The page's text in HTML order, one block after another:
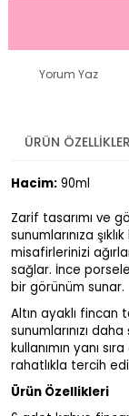
Yorum Yaz
ÜRÜN
Hacim: 90ml
Zarif tasarımı ve
sunumlarınıza
misafirlerinizi
sağlar. İnce
bir görünüm sunar.
Altın ayaklı fincan
sunumlarınızı
kullanımın yanı
rahatlıkla tercih
Ürün Özellikleri